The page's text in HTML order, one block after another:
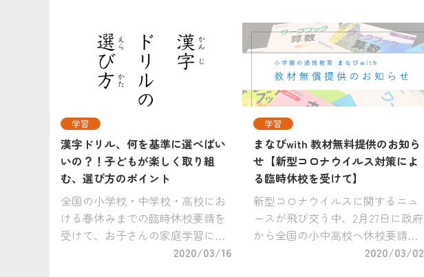
幼稚園や保育園の入園・進級前
に、自分のこ […]
かなか難しいことも。 最近は、
嫌々やるより楽しく取り組めたほ
うが集中力も […]
学習
漢字ドリル、何を基準に選べばい
いの？！子どもが楽しく取り組
む、選び方のポイント
全国の小学校・中学校・高校にお
ける春休みまでの臨時休校要請を
受けて、お子さんの家庭学習に役
立つ市販ドリルを購入するご家庭
2020/03/16
学習
まなびwith 教材無料提供のお知ら
せ【新型コロナウイルス対策によ
る臨時休校を受けて】
新型コロナウイルスに関するニュ
ースが飛び交う中、2月27日に政府
から全国の小中高校へ休校要請が
ありました。これを受けて、まな
2020/03/02